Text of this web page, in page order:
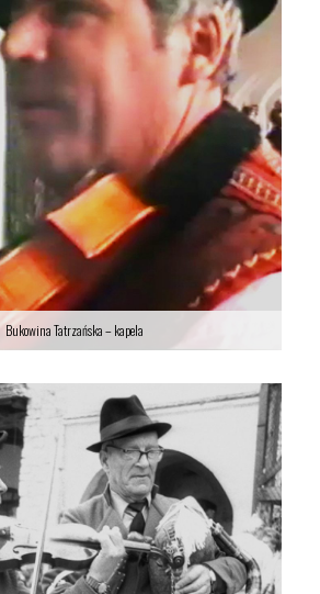
Bukowina Tatrzańska – kapela
Bukowina Tatrzańska – kapela